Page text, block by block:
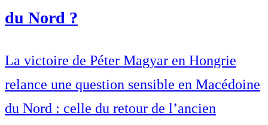
du Nord ?
La victoire de Péter Magyar en Hongrie
relance une question sensible en Macédoine
du Nord : celle du retour de l’ancien